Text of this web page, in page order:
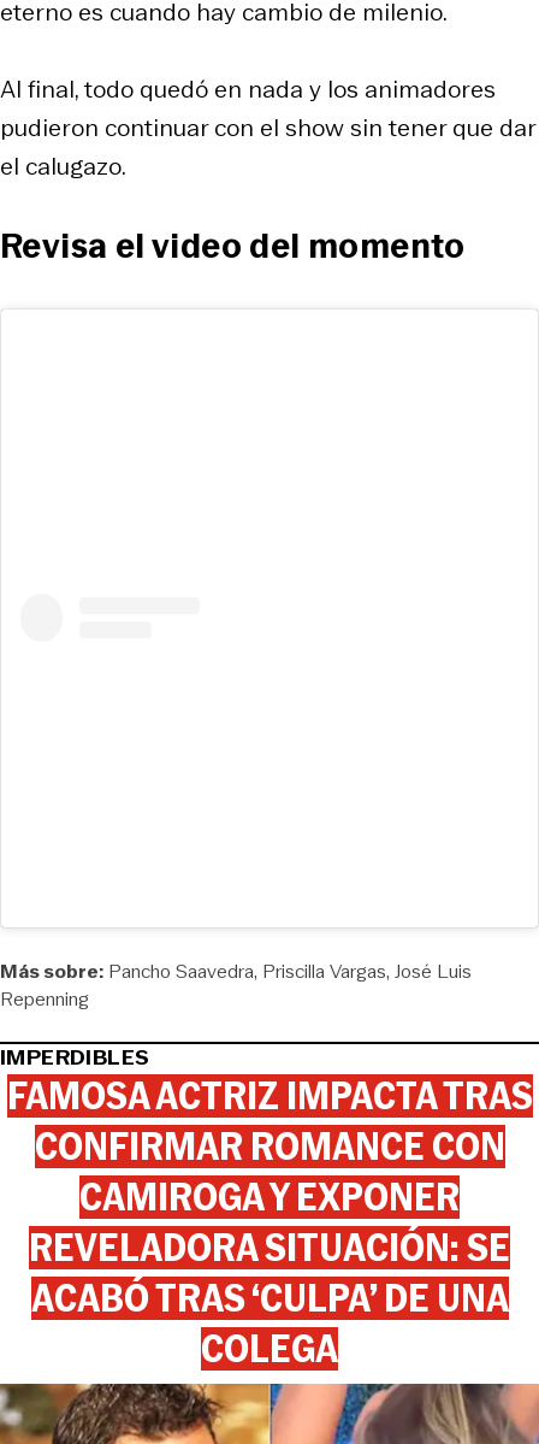
eterno es cuando hay cambio de milenio.
Al final, todo quedó en nada y los animadores
pudieron continuar con el show sin tener que dar
el calugazo.
Revisa el video del momento
Más sobre: Pancho Saavedra Priscilla Vargas José Luis
Repenning
IMPERDIBLES
FAMOSA ACTRIZ IMPACTA TRAS
CONFIRMAR ROMANCE CON
CAMIROGA Y EXPONER
REVELADORA SITUACIÓN: SE
ACABÓ TRAS ‘CULPA’ DE UNA
COLEGA